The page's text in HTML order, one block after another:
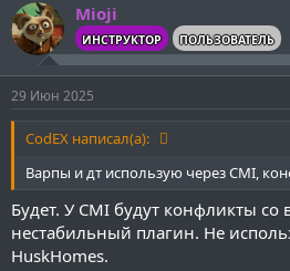
и
т
в
ы
й
г
о
Mioji
ИНСТРУКТОР ПОЛЬЗОВАТЕЛЬ
29 Июн 2025
CodEX написал(а):
Варпы и дт использую через CMI,
Будет. У CMI будут конфликты со
нестабильный плагин. Не
HuskHomes.